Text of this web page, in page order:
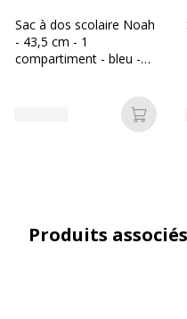
Catégorie de couleur
barre
Sac à dos scolaire Noah
- 43,5 cm - 1
compartiment - bleu -
Produits associés